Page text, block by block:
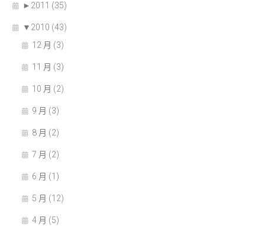
► 2011 (35)
▼ 2010 (43)
12 月 (3)
11 月 (3)
10 月 (2)
9 月 (3)
8 月 (2)
7 月 (2)
6 月 (1)
5 月 (12)
4 月 (5)